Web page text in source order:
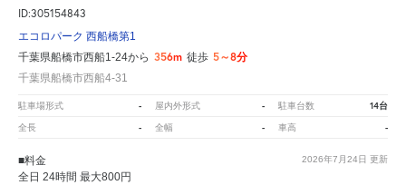
ID:305154843
エコロパーク 西船橋第1
千葉県船橋市西船1-24から 356m 徒歩 5～8分
千葉県船橋市西船4-31
駐車場形式 - 屋内外形式 - 駐車台数 14台
全長 - 全幅 - 車高 -
2026年7月24日 更新
■料金
全日 24時間 最大800円